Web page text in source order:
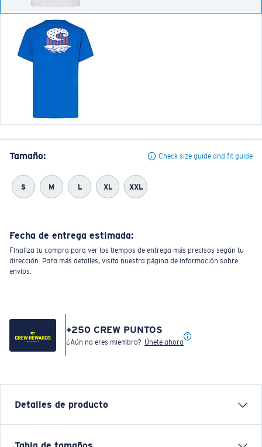
Tamaño: Check size guide and fit guide
S M L XL XXL
Fecha de entrega estimada:
Finaliza tu compra para ver los tiempos de entrega más precisos según tu
dirección. Para más detalles, visita nuestra página de información sobre
envíos.
+250 CREW PUNTOS
¿Aún no eres miembro? Únete ahora
Detalles de producto